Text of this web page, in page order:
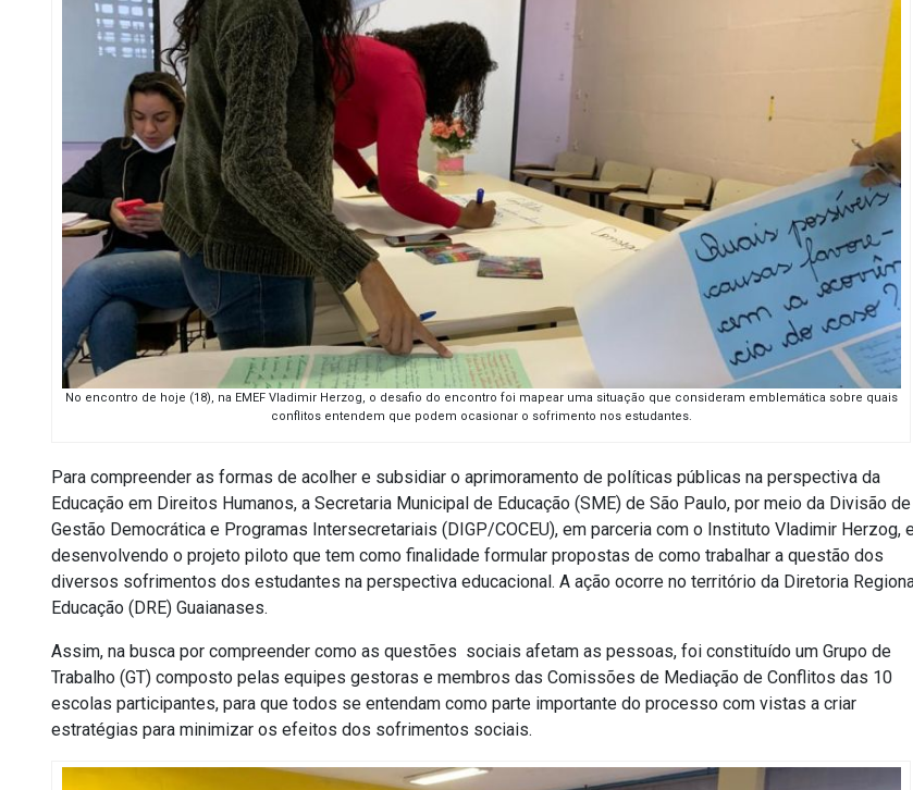
No encontro de hoje (18), na EMEF Vladimir Herzog, o desafio do encontro foi mapear uma situação que consideram emblemática sobre quais
conflitos entendem que podem ocasionar o sofrimento nos estudantes.
Para compreender as formas de acolher e subsidiar o aprimoramento de políticas públicas na perspectiva da
Educação em Direitos Humanos, a Secretaria Municipal de Educação (SME) de São Paulo, por meio da Divisão de
Gestão Democrática e Programas Intersecretariais (DIGP/COCEU), em parceria com o Instituto Vladimir Herzog,
desenvolvendo o projeto piloto que tem como finalidade formular propostas de como trabalhar a questão dos
diversos sofrimentos dos estudantes na perspectiva educacional. A ação ocorre no território da Diretoria
Educação (DRE) Guaianases.
Assim, na busca por compreender como as questões sociais afetam as pessoas, foi constituído um Grupo de
Trabalho (GT) composto pelas equipes gestoras e membros das Comissões de Mediação de Conflitos das 10
escolas participantes, para que todos se entendam como parte importante do processo com vistas a criar
estratégias para minimizar os efeitos dos sofrimentos sociais.